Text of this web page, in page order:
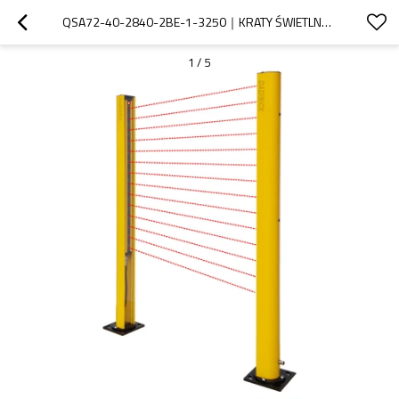
QSA72-40-2840-2BE-1-3250｜KRATY ŚWIETLNE BEZPIECZEŃSTWA CZUJNIK BEZPIECZEŃSTWA OBSZARU｜DADISICK
1 / 5